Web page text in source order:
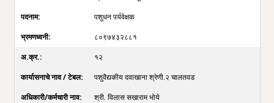
पशुधन पर्यवेक्षक
८०९७४३२८८१
१२
पशुवैद्यकीय दवाखाना श्रेणी.२ चालतवड
श्री. विलास सखाराम भोये